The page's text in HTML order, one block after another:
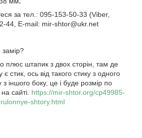
за тел.: 095-153-50-33 (Viber,
44, E-mail: mir-shtor@ukr.net
плюс штапик з двох сторін, там де
стик, ось від такого стику з одного
з іншого боку, це і буде розмір по
сайті. https://mir-shtor.org/cp49985-
shtory.html